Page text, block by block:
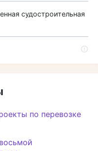
судостроительная
по перевозке